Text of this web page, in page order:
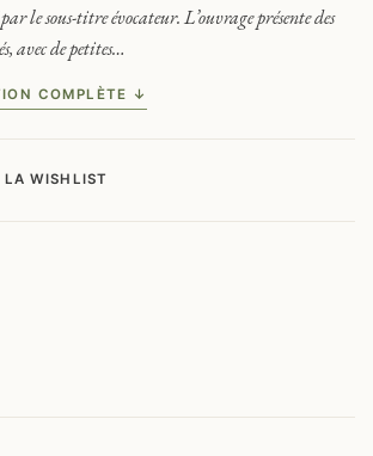
le sous-titre évocateur. L’ouvrage présente des
avec de petites…
COMPLÈTE ↓
LA WISHLIST